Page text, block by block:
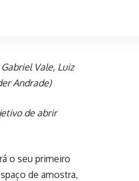
Vale, Luiz
Andrade)
de abrir
o seu primeiro
de amostra,